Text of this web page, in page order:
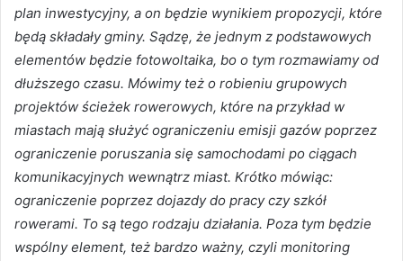
plan inwestycyjny, a on będzie wynikiem propozycji, które
będą składały gminy. Sądzę, że jednym z podstawowych
elementów będzie fotowoltaika, bo o tym rozmawiamy od
dłuższego czasu. Mówimy też o robieniu grupowych
projektów ścieżek rowerowych, które na przykład w
miastach mają służyć ograniczeniu emisji gazów poprzez
ograniczenie poruszania się samochodami po ciągach
komunikacyjnych wewnątrz miast. Krótko mówiąc:
ograniczenie poprzez dojazdy do pracy czy szkół
rowerami. To są tego rodzaju działania. Poza tym będzie
wspólny element, też bardzo ważny, czyli monitoring